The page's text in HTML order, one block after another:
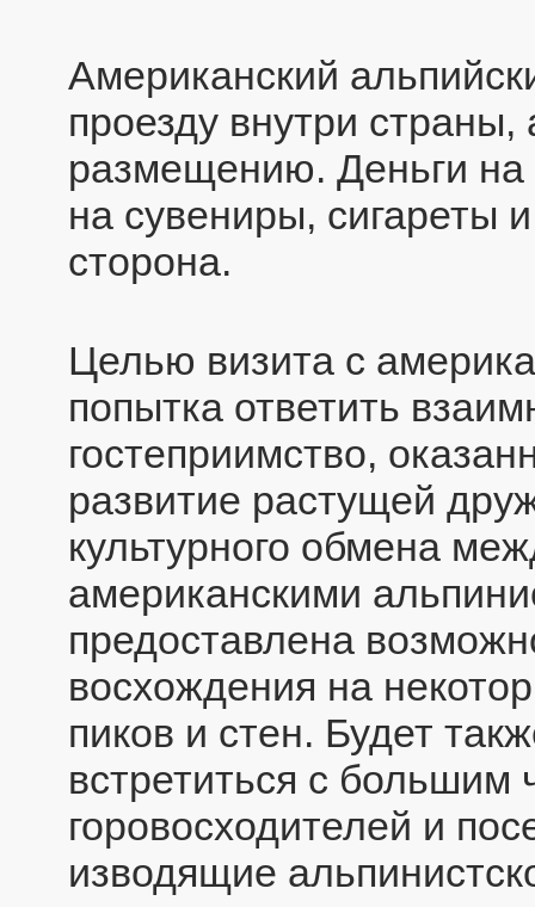
Американский
проезду внутри
размещению. Деньги
на сувениры, сигареты
сторона.
Целью визита с
попытка ответить
гостеприимство,
развитие растущей
культурного обмена
американскими
предоставлена
восхождения на
пиков и стен. Будет
встретиться с большим
горовосходителей и
изводящие